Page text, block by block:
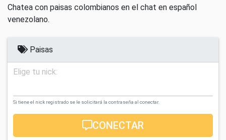
Chatea con paisas colombianos en el chat en español
venezolano.
Paisas
Elige tu nick:
Si tiene el nick registrado se le solicitará la contraseña al conectar.
CONECTAR